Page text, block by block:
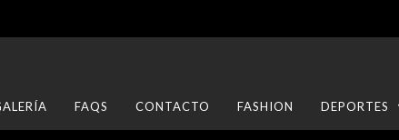
FAQS CONTACTO FASHION DEPORTES